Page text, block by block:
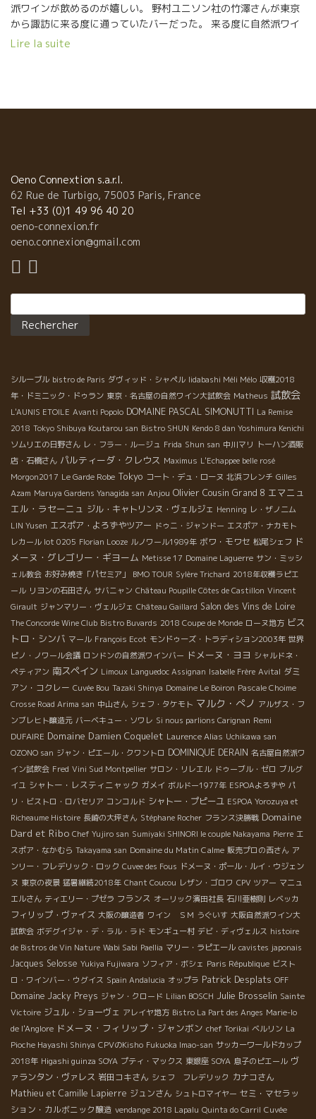
派ワインが飲めるのが嬉しい。 野村ユニソン社の竹澤さんが東京
から諏訪に来る度に通っていたバーだった。 来る度に自然派ワイ
ンを持ち込んで北原さんと飲んでいる内に、北原さんも自然派ワ
Lire la suite
Oeno Connextion s.a.r.l.
62 Rue de Turbigo, 75003 Paris, France
Tel +33 (0)1 49 96 40 20
oeno-connexion.fr
oeno.connexion@gmail.com
シルーブル bistro de Paris ダヴィッド・シャペル Iidabashi Méli Mélo 収穫2018
年・ドミニック・ドゥラン 東京・名古屋の自然ワイン大試飲会 Matheus 試飲会
L'AUNIS ETOILE Avanti Popolo DOMAINE PASCAL SIMONUTTI La Remise
2018 Tokyo Shibuya Koutarou san Bistro SHUN Kendo 8 dan Yoshimura Kenichi
ソムリエの日野さん レ・フラー・ルージュ Frida Shun san 中川マリ トーハン酒販
店・石橋さん パルティーダ・クレウス Maximus L'Echappee belle rosé
Morgon2017 Le Garde Robe Tokyo コート・デュ・ローヌ 北浜フレンチ Gilles
Azam Maruya Gardens Yanagida san Anjou Olivier Cousin Grand 8 エマニュ
エル・ラセーニュ ジル・キャトリンヌ・ヴェルジェ Henning レ・ザノ二ム
LIN Yusen エスポア・よろずやツアー ドゥニ・ジャンドー エスポア・ナカモト
レカール lot 0205 Florian Looze ルノワール1989年 ボワ・モワセ 松尾シェフ ド
メーヌ・グレゴリー・ギヨーム Metisse 17 Domaine Laguerre サン・ミッシ
ェル教会 お好み焼き「パセミア」 BMO TOUR Sylère Trichard 2018年収穫ラピエ
ール リヨンの石田さん サバニャン Château Poupille Côtes de Castillon Vincent
Girault ジャンマリー・ヴェルジェ Château Gaillard Salon des Vins de Loire
The Concorde Wine Club Bistro Buvards 2018 Coupe de Monde ローヌ地方 ビス
トロ・シンバ マール François Ecot モンドゥーズ・トラディション2003年 世界
ピノ・ノワール会議 ロンドンの自然派ワインバー ドメーヌ・ヨヨ シャルドネ・
ペティアン 南スペイン Limoux Languedoc Assignan Isabelle Frère Avital ダミ
アン・コクレー Cuvée Bou Tazaki Shinya Domaine Le Boiron Pascale Choime
Crosse Road Arima san 中山さん シェフ・タケモト マルク・ぺノ アルザス・フ
ンブレヒト醸造元 バーベキュー・ソワレ Si nous parlions Carignan Remi
DUFAIRE Domaine Damien Coquelet Laurence Alias Uchikawa san
OZONO san ジャン・ピエール・クワントロ DOMINIQUE DERAIN 名古屋自然派ワ
イン試飲会 Fred Vini Sud Montpellier サロン・リレエル ドゥーブル・ゼロ ブルグ
イユ シャトー・レスティニャック ガメイ ボルドー1977年 ESPOAよろずや パ
リ・ビストロ・ロバセリア コンコルド シャトー・プピーユ ESPOA Yorozuya et
Richeaume Histoire 長崎の大坪さん Stéphane Rocher フランス決勝戦 Domaine
Dard et Ribo Chef Yujiro san Sumiyaki SHINORI le couple Nakayama Pierre エ
スポア・なかむら Takayama san Domaine du Matin Calme 販売プロの西さん ア
ンリー・フレデリック・ロック Cuvee des Fous ドメーヌ・ポール・ルイ・ウジェン
ヌ 東京の夜景 猛暑継続2018年 Chant Coucou レザン・ゴロワ CPV ツアー マニュ
エルさん ティエリー・プゼラ フランス オーリック濱田社長 石川亜樹則 レベッカ
フィリップ・ヴァイス 大阪の醸造者 ワイン ＳＭ うぐいす 大阪自然派ワイン大
試飲会 ボデグイジャ・デ・ラル・ラド モンギュー村 デビ・ディヴェルス histoire
de Bistros de Vin Nature Wabi Sabi Paellia マリー・ラピエール cavistes japonais
Jacques Selosse Yukiya Fujiwara ソフィア・ボシェ Paris République ビスト
ロ・ワインバー・ウグイス Spain Andalucia オップラ Patrick Desplats OFF
Domaine Jacky Preys ジャン・クロード Lilian BOSCH Julie Brosselin Sainte
Victoire ジュル・ショーヴェ アレイヤ地方 Bistro La Part des Anges Marie-lo
de l'Anglore ドメーヌ・フィリップ・ジャンボン chef Torikai ベルリン La
Pioche Hayashi Shinya CPVのKisho Fukuoka Imao-san サッカーワールドカップ
2018年 Higashi guinza SOYA プティ・マックス 東銀座 SOYA 息子のピエール ヴ
ァランタン・ヴァレス 岩田コキさん シェフ フレデリック カナコさん
Mathieu et Camille Lapierre ジュンさん シュトロマイヤー セミ・マセラッ
ション・カルボニック醸造 vendange 2018 Lapalu Quinta do Carril Cuvée